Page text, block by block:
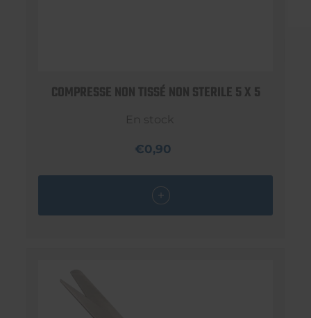
COMPRESSE NON TISSÉ NON STERILE 5 X 5
En stock
€0,90